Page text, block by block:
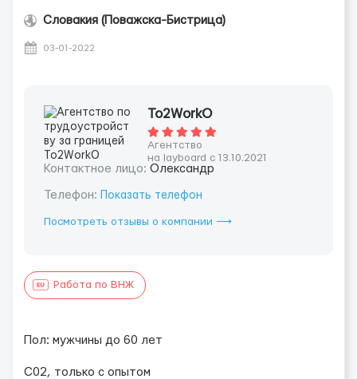
Словакия (Поважска-Бистрица)
03-01-2022
To2WorkO
Агентство
на layboard с 13.10.2021
Контактное лицо: Олександр
Телефон: Показать телефон
Посмотреть отзывы о компании ⟶
Работа по ВНЖ
Пол: мужчины до 60 лет
С02, только с опытом